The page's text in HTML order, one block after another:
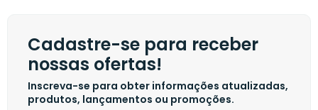
Cadastre-se para receber
nossas ofertas!
Inscreva-se para obter informações atualizadas,
produtos, lançamentos ou promoções.